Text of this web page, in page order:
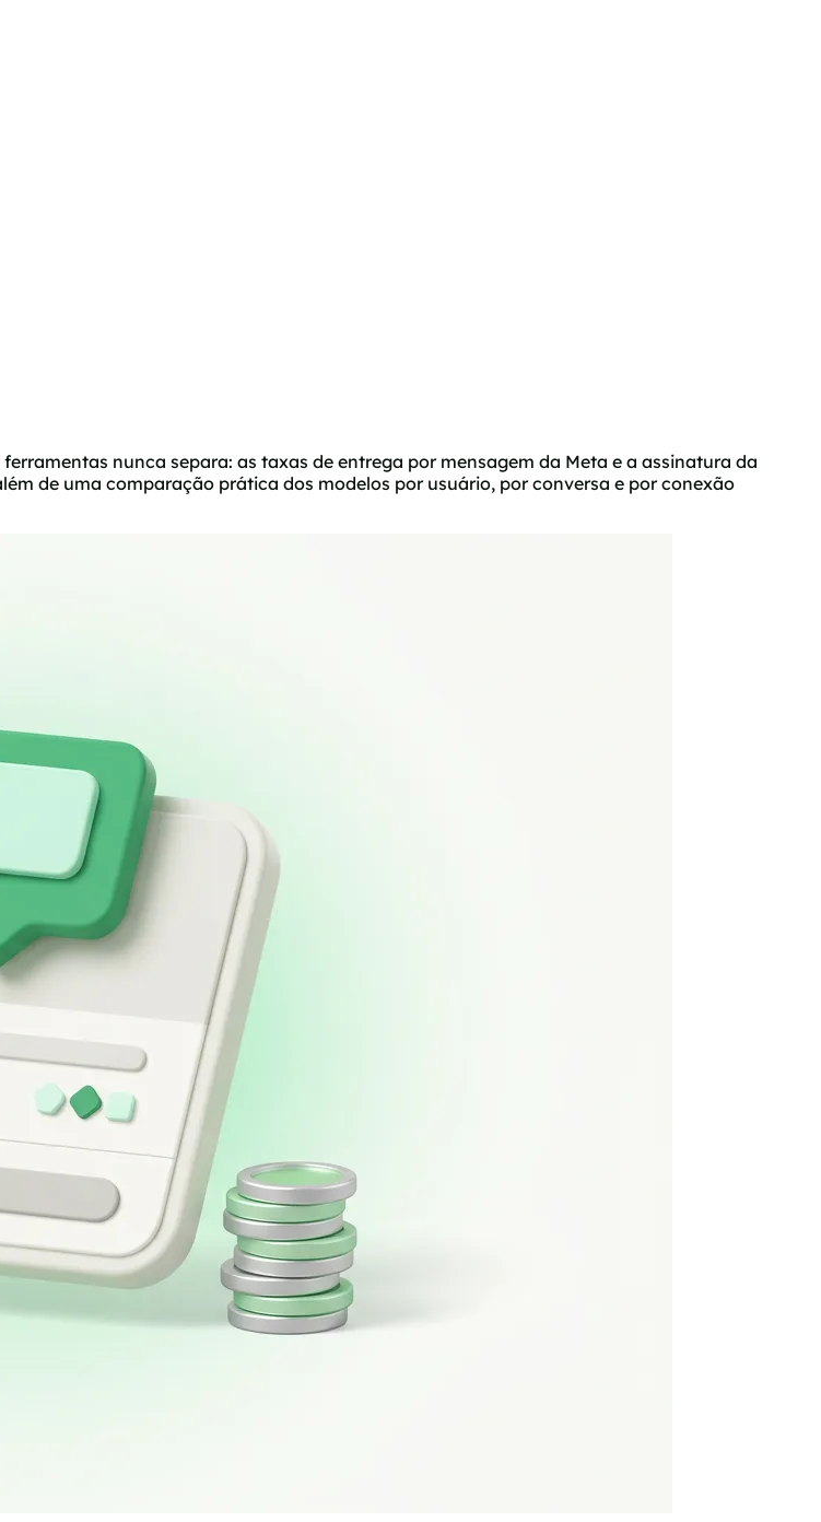
nunca separa: as taxas de entrega por mensagem da Meta e a assinatura da
de uma comparação prática dos modelos por usuário, por conversa e por conexão